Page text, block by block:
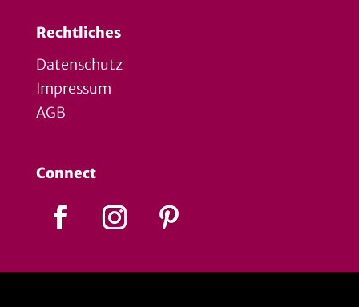
Rechtliches
Datenschutz
Impressum
AGB
Connect